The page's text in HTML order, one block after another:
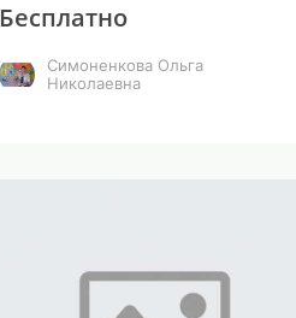
Бесплатно
Симоненкова Ольга
Николаевна